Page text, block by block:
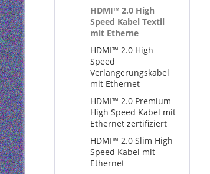
HDMI™ 2.0 High
Speed Kabel Textil
mit Etherne
HDMI™ 2.0 High
Speed
Verlängerungskabel
mit Ethernet
HDMI™ 2.0 Premium
High Speed Kabel mit
Ethernet zertifiziert
HDMI™ 2.0 Slim High
Speed Kabel mit
Ethernet